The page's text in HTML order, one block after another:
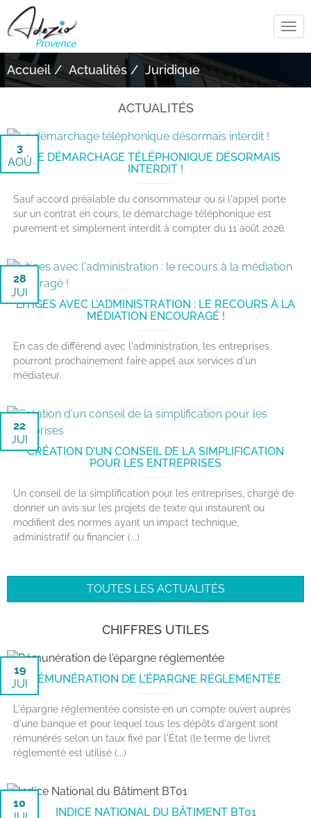
Accueil Actualités Juridique
ACTUALITÉS
LE DÉMARCHAGE TÉLÉPHONIQUE DÉSORMAIS
INTERDIT !
3
AOÛ
Sauf accord préalable du consommateur ou si l'appel porte
sur un contrat en cours, le démarchage téléphonique est
purement et simplement interdit à compter du 11 août 2026.
LITIGES AVEC L'ADMINISTRATION : LE RECOURS À LA
MÉDIATION ENCOURAGÉ !
28
JUI
En cas de différend avec l'administration, les entreprises
pourront prochainement faire appel aux services d'un
médiateur.
CRÉATION D'UN CONSEIL DE LA SIMPLIFICATION
POUR LES ENTREPRISES
22
JUI
Un conseil de la simplification pour les entreprises, chargé de
donner un avis sur les projets de texte qui instaurent ou
modifient des normes ayant un impact technique,
administratif ou financier (...)
TOUTES LES ACTUALITÉS
CHIFFRES UTILES
RÉMUNÉRATION DE L'ÉPARGNE RÉGLEMENTÉE
19
JUI
L'épargne réglementée consiste en un compte ouvert auprès
d'une banque et pour lequel tous les dépôts d'argent sont
rémunérés selon un taux fixé par l'État (le terme de livret
réglementé est utilisé (...)
INDICE NATIONAL DU BÂTIMENT BT01
10